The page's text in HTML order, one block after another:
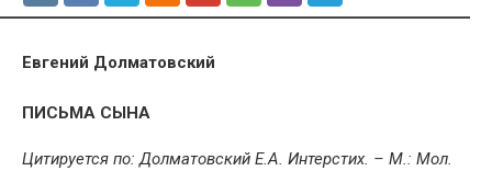
Евгений Долматовский
ПИСЬМА СЫНА
Цитируется по: Долматовский Е.А. Интерстих. – М.: Мол.